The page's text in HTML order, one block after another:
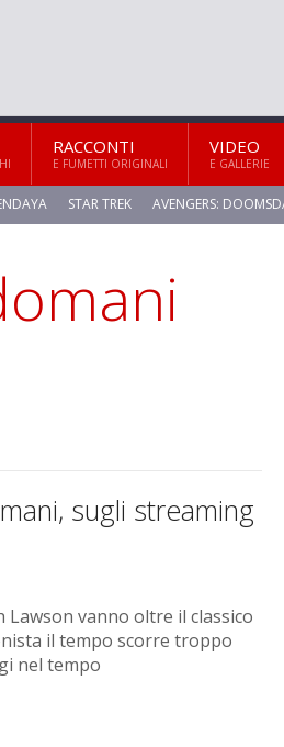
RACCONTI
E FUMETTI ORIGINALI
VIDEO
E GALLERIE
STAR TREK AVENGERS:
sugli streaming
Lawson vanno oltre il classico
il tempo scorre troppo
nel tempo